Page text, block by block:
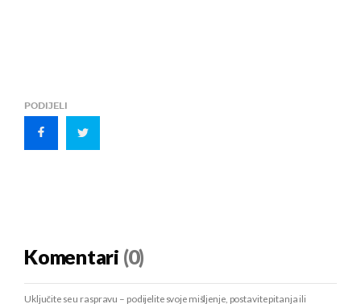
PODIJELI
Komentari (0)
Uključite se u raspravu – podijelite svoje mišljenje, postavite pitanja ili